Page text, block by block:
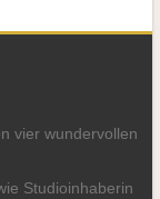
vier wundervollen
Studioinhaberin